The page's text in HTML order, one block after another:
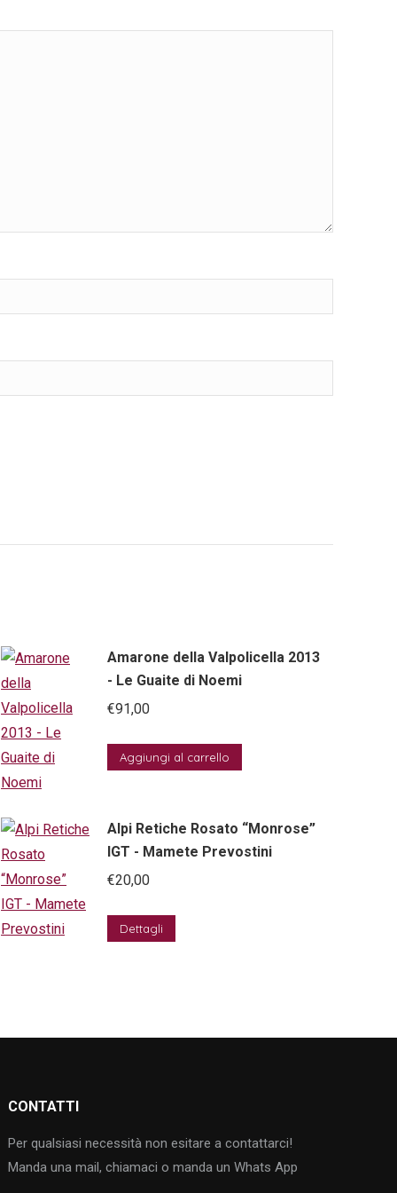
Amarone della Valpolicella 2013
- Le Guaite di Noemi
€91,00
Aggiungi al carrello
Alpi Retiche Rosato “Monrose”
IGT - Mamete Prevostini
€20,00
Dettagli
CONTATTI
Per qualsiasi necessità non esitare a contattarci!
Manda una mail, chiamaci o manda un Whats App